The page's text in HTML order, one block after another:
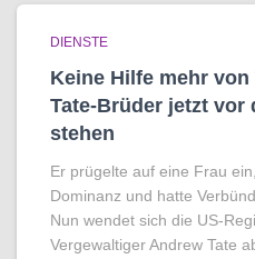
DIENSTE
Keine Hilfe mehr
Tate-Brüder jetzt vor
stehen
Er prügelte auf eine Frau
Dominanz und hatte
Nun wendet sich die US-
Vergewaltiger Andrew Tate